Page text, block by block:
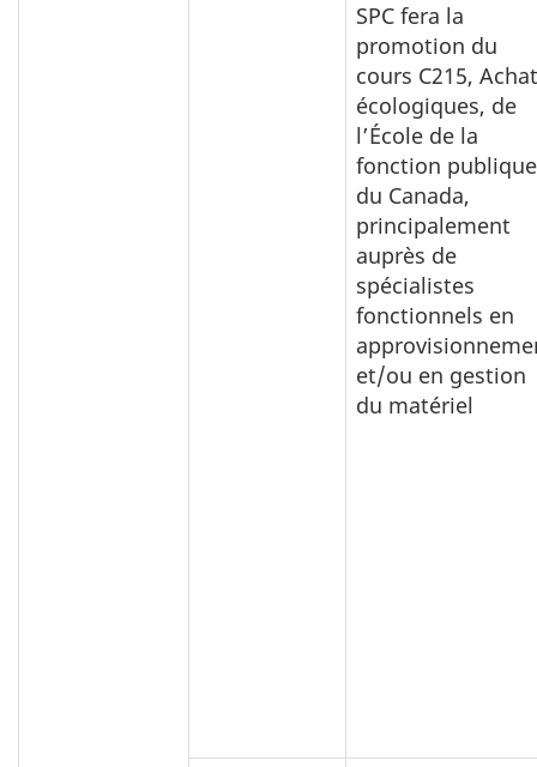
SPC fera la
promotion du
cours C215,
écologiques, de
l’École de la
fonction publique
du Canada,
principalement
auprès de
spécialistes
fonctionnels en
et/ou en gestion
du matériel